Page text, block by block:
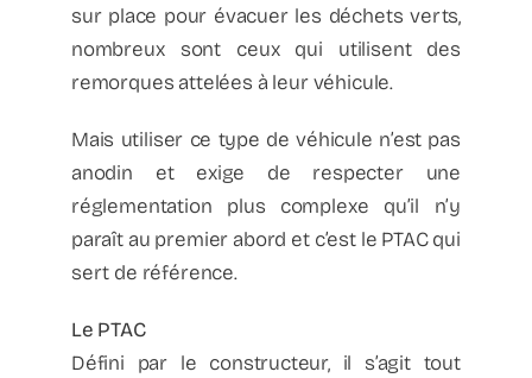
Podcast
sur place pour évacuer les déchets verts,
nombreux sont ceux qui utilisent des
remorques attelées à leur véhicule.
Mais utiliser ce type de véhicule n’est pas
anodin et exige de respecter une
réglementation plus complexe qu’il n’y
paraît au premier abord et c’est le PTAC qui
sert de référence.
Le PTAC
Défini par le constructeur, il s’agit tout